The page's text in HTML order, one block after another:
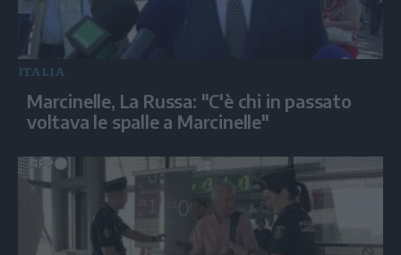
ITALIA
Marcinelle, La Russa: "C'è chi in passato
voltava le spalle a Marcinelle"